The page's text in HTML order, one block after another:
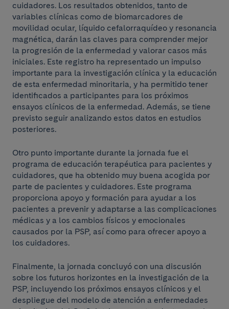
cuidadores. Los resultados obtenidos, tanto de
variables clínicas como de biomarcadores de
movilidad ocular, líquido cefalorraquídeo y resonancia
magnética, darán las claves para comprender mejor
la progresión de la enfermedad y valorar casos más
iniciales. Este registro ha representado un impulso
importante para la investigación clínica y la educación
de esta enfermedad minoritaria, y ha permitido tener
identificados a participantes para los próximos
ensayos clínicos de la enfermedad. Además, se tiene
previsto seguir analizando estos datos en estudios
posteriores.
Otro punto importante durante la jornada fue el
programa de educación terapéutica para pacientes y
cuidadores, que ha obtenido muy buena acogida por
parte de pacientes y cuidadores. Este programa
proporciona apoyo y formación para ayudar a los
pacientes a prevenir y adaptarse a las complicaciones
médicas y a los cambios físicos y emocionales
causados por la PSP, así como para ofrecer apoyo a
los cuidadores.
Finalmente, la jornada concluyó con una discusión
sobre los futuros horizontes en la investigación de la
PSP, incluyendo los próximos ensayos clínicos y el
despliegue del modelo de atención a enfermedades